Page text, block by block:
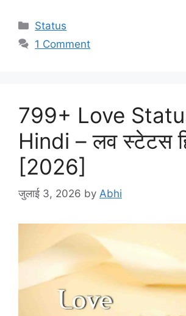
Categories
Status
1 Comment
799+ Love
Hindi – लव स्टेटस
[2026]
जुलाई 3, 2026 by Abhi